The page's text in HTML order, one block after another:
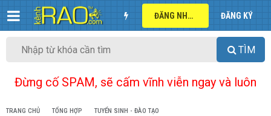
ĐĂNG NHẬP ĐĂNG KÝ
TÌM
Đừng cố SPAM, sẽ cấm vĩnh viễn ngay và luôn
TRANG CHỦ TỔNG HỢP TUYỂN SINH - ĐÀO TẠO